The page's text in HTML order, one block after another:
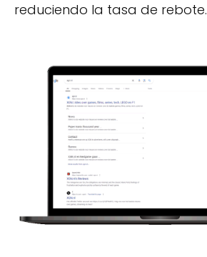
reduciendo la tasa de rebote.